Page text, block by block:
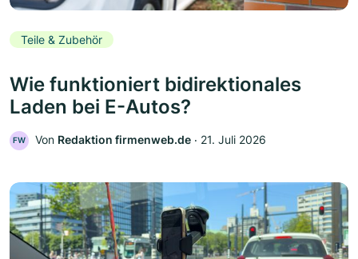
Teile & Zubehör
Wie funktioniert bidirektionales
Laden bei E-Autos?
FW Von Redaktion firmenweb.de ‧ 21. Juli 2026